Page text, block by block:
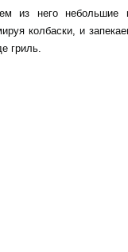
из него небольшие
колбаски, и
гриль.